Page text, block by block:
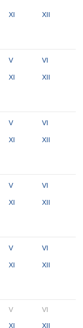
XI XII
V VI
XI XII
V VI
XI XII
V VI
XI XII
V VI
XI XII
V VI
XI XII